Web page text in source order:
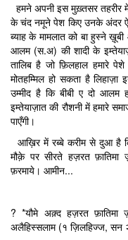
हमने अपनी इस मुख़्तसर तहरीर
के चंद नमूने पेश किए उनके अंदर ऐसे
ब्याह के मामलात को बा हुस्ने
आलम (स.अ) की शादी के
तालिब है जो फ़िलहाल हमारे
मोतहम्मिल हो सकता है
उम्मीद है कि बीबी ए दो
इम्तेयाज़ात की रौशनी में हमारे
पाएँगी।
आख़िर में रब्बे करीम से दुआ है
मौक़े पर सीरते हज़रत
फ़रमाये। आमीन...
? *यौमे अक़्द हज़रत फ़ातिमा
अलैहिस्सलाम (१ ज़िलहिज्ज, सन